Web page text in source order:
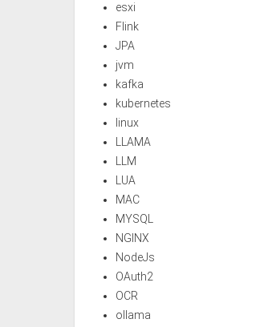
esxi
Flink
JPA
jvm
kafka
kubernetes
linux
LLAMA
LLM
LUA
MAC
MYSQL
NGINX
NodeJs
OAuth2
OCR
ollama